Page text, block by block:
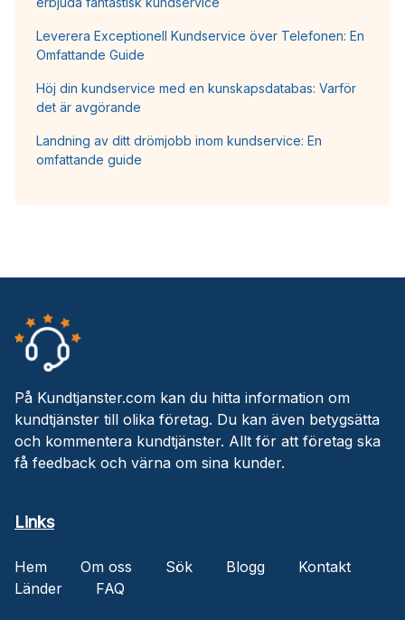
Leverera Exceptionell Kundservice över Telefonen: En
Omfattande Guide
Höj din kundservice med en kunskapsdatabas: Varför
det är avgörande
Landning av ditt drömjobb inom kundservice: En
omfattande guide
På Kundtjanster.com kan du hitta information om
kundtjänster till olika företag. Du kan även betygsätta
och kommentera kundtjänster. Allt för att företag ska
få feedback och värna om sina kunder.
Links
Hem Om oss Sök Blogg
Kontakt
Länder
FAQ